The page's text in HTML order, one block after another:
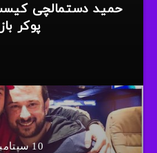
حمید دستمالچی
پوکر
10 سپتامبر , 2020